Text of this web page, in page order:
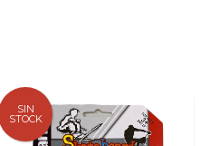
SIN
STOCK